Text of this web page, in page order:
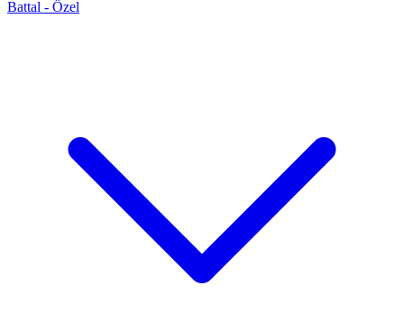
Battal - Özel